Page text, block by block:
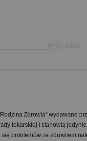
Zdrowia" wydawane
lekarskiej i stanowią jedynie
problemów ze zdrowiem